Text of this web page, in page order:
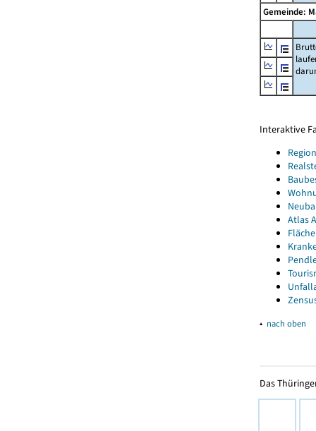
Gemeinde:
Interaktive
Atlas
▴ nach oben
Das